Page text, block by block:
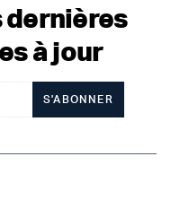
dernières
à jour
S'ABONNER